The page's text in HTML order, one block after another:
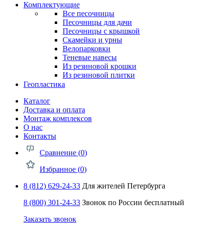
Комплектующие
Все песочницы
Песочницы для дачи
Песочницы с крышкой
Скамейки и урны
Велопарковки
Теневые навесы
Из резиновой крошки
Из резиновой плитки
Геопластика
Каталог
Доставка и оплата
Монтаж комплексов
О нас
Контакты
Сравнение (0)
Избранное (0)
8 (812) 629-24-33 Для жителей Петербурга
8 (800) 301-24-33 Звонок по России бесплатный
Заказать звонок